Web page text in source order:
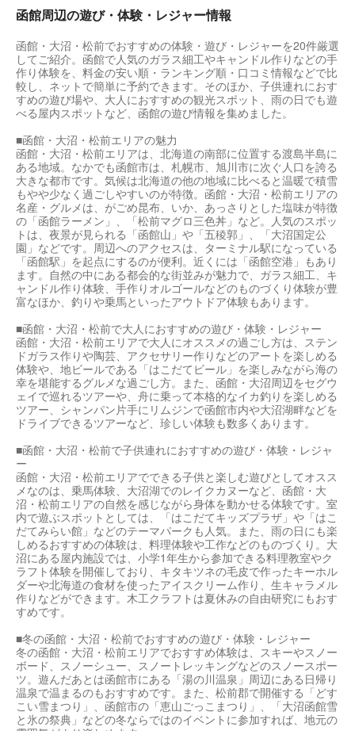
函館周辺の遊び・体験・レジャー情報
函館・大沼・松前でおすすめの体験・遊び・レジャーを20件厳選
してご紹介。函館で人気のガラス細工やキャンドル作りなどの手
作り体験を、料金の安い順・ランキング順・口コミ情報などで比
較し、ネットで簡単に予約できます。そのほか、子供連れにおす
すめの遊び場や、大人におすすめの観光スポット、雨の日でも遊
べる屋内スポットなど、函館の遊び情報を集めました。
■函館・大沼・松前エリアの魅力
函館・大沼・松前エリアは、北海道の南部に位置する渡島半島に
ある地域。なかでも函館市は、札幌市、旭川市に次ぐ人口を誇る
大きな都市です。気候は北海道の他の地域に比べると温暖で積雪
もやや少なく過ごしやすいのが特徴。函館・大沼・松前エリアの
名産・グルメは、がごめ昆布、いか、あっさりとした塩味が特徴
の「函館ラーメン」、「松前マグロ三色丼」など。人気のスポッ
トは、夜景が見られる「函館山」や「五稜郭」、「大沼国定公
園」などです。周辺へのアクセスは、ターミナル駅になっている
「函館駅」を起点にするのが便利。近くには「函館空港」もあり
ます。自然の中にある都会的な街並みが魅力で、ガラス細工、キ
ャンドル作り体験、手作りオルゴールなどのものづくり体験が豊
富なほか、釣りや乗馬といったアウトドア体験もあります。
■函館・大沼・松前で大人におすすめの遊び・体験・レジャー
函館・大沼・松前エリアで大人にオススメの過ごし方は、ステン
ドガラス作りや陶芸、アクセサリー作りなどのアートを楽しめる
体験や、地ビールである「はこだてビール」を楽しみながら海の
幸を堪能するグルメな過ごし方。また、函館・大沼周辺をセグウ
ェイで巡れるツアーや、舟に乗って本格的なイカ釣りを楽しめる
ツアー、シャンパン片手にリムジンで函館市内や大沼湖畔などを
ドライブできるツアーなど、珍しい体験も数多くあります。
■函館・大沼・松前で子供連れにおすすめの遊び・体験・レジャ
ー
函館・大沼・松前エリアでできる子供と楽しむ遊びとしてオスス
メなのは、乗馬体験、大沼湖でのレイクカヌーなど、函館・大
沼・松前エリアの自然を感じながら身体を動かせる体験です。室
内で遊ぶスポットとしては、「はこだてキッズプラザ」や「はこ
だてみらい館」などのテーマパークも人気。また、雨の日にも楽
しめるおすすめの体験は、料理体験や工作などのものづくり。大
沼にある屋内施設では、小学1年生から参加できる料理教室やク
ラフト体験を開催しており、キタキツネの毛皮で作ったキーホル
ダーや北海道の食材を使ったアイスクリーム作り、生キャラメル
作りなどができます。木工クラフトは夏休みの自由研究にもおす
すめです。
■冬の函館・大沼・松前でおすすめの遊び・体験・レジャー
冬の函館・大沼・松前エリアでおすすめ体験は、スキーやスノー
ボード、スノーシュー、スノートレッキングなどのスノースポー
ツ。遊んだあとは函館市にある「湯の川温泉」周辺にある日帰り
温泉で温まるのもおすすめです。また、松前郡で開催する「どす
こい雪まつり」、函館市の「恵山ごっこまつり」、「大沼函館雪
と氷の祭典」などの冬ならではのイベントに参加すれば、地元の